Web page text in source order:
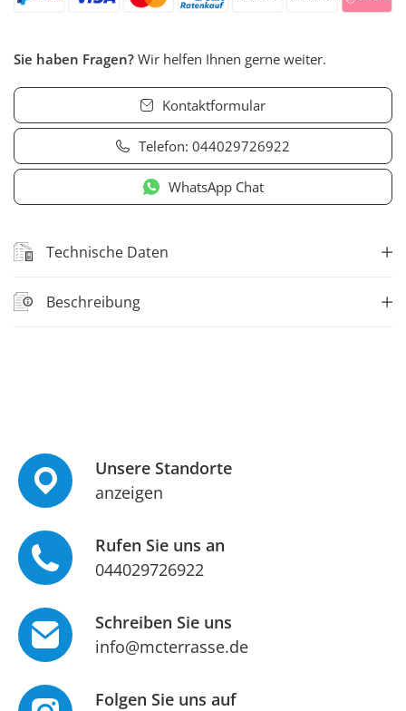
Sie haben Fragen? Wir helfen Ihnen gerne weiter.
Kontaktformular
Telefon: 044029726922
WhatsApp Chat
Technische Daten
Beschreibung
Unsere Standorte
anzeigen
Rufen Sie uns an
044029726922
Schreiben Sie uns
info@mcterrasse.de
Folgen Sie uns auf